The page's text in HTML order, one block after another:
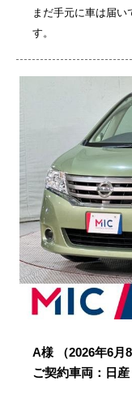
まだ手元に車は届
す。
A様
（2026年6月8
ご契約車両：日